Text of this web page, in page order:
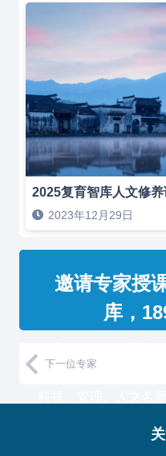
2025复育智库人文修
2023年12月29日
邀请专家授
库，
教授和500强企业高
下一位专家